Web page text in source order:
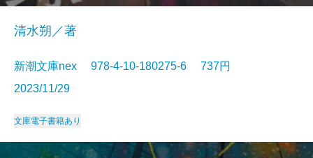
清水朔／著
新潮文庫nex 978-4-10-180275-6 737円
2023/11/29
文庫電子書籍あり